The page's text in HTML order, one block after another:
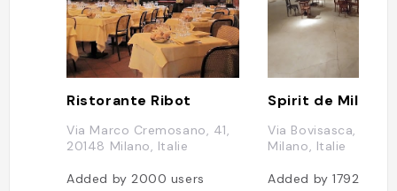
Ristorante Ribot
Via Marco Cremosano, 41,
20148 Milano, Italie
Added by2000 users
Spirit de Milan
Via Bovisasca, 59,
Milano, Italie
Added by1792